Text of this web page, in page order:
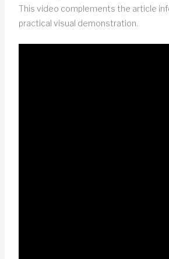
This video complements the article
practical visual demonstration.